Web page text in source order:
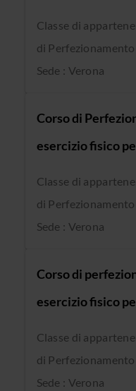
Classe di
di
Sede : Verona
Corso di
esercizio fisico
Classe di
di
Sede : Verona
Corso di
esercizio fisico
Classe di
di
Sede : Verona